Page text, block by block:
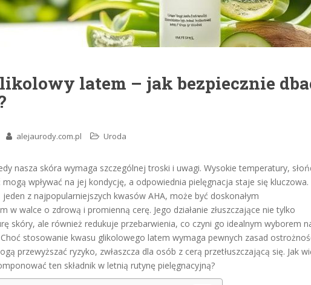
latem – jak bezpiecznie
alejaurody.com.pl Uroda
nasza skóra wymaga szczególnej troski i uwagi. Wysokie temperatury,
wpływać na jej kondycję, a odpowiednia pielęgnacja staje się kluczowa.
z najpopularniejszych kwasów AHA, może być doskonałym
w walce o zdrową i promienną cerę. Jego działanie złuszczające nie tylko
skóry, ale również redukuje przebarwienia, co czyni go idealnym wyborem
stosowanie kwasu glikolowego latem wymaga pewnych zasad
przewyższać ryzyko, zwłaszcza dla osób z cerą przetłuszczającą się. Jak
ten składnik w letnią rutynę pielęgnacyjną?